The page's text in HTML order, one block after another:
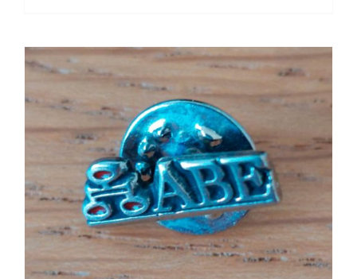
ADD TO CART / DETALLES